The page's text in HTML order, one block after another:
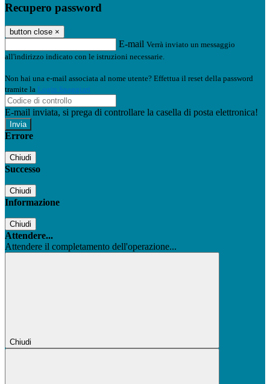
Recupero password
button close ×
E-mail Verrà inviato un messaggio
all'indirizzo indicato con le istruzioni necessarie.
Non hai una e-mail associata al nome utente? Effettua il reset della password
tramite la Login Spaggiari
E-mail inviata, si prega di controllare la casella di posta elettronica!
Errore
Chiudi
Successo
Chiudi
Informazione
Chiudi
Attendere...
Attendere il completamento dell'operazione...
Chiudi